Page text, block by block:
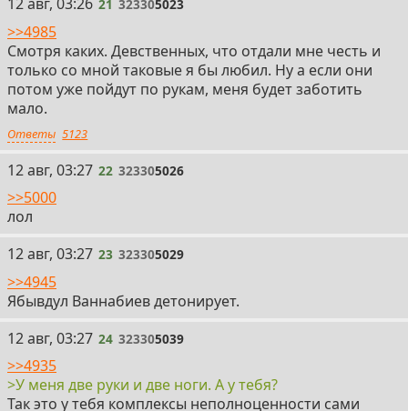
21 323305023
>>4985
Смотря каких. Девственных, что отдали мне честь и
только со мной таковые я бы любил. Ну а если они
потом уже пойдут по рукам, меня будет заботить
мало.
Ответы 5123
22
12 авг, 03:27 22 323305026
>>5000
лол
23
12 авг, 03:27 23 323305029
>>4945
Ябывдул Ваннабиев детонирует.
24
12 авг, 03:27 24 323305039
>>4935
>У меня две руки и две ноги. А у тебя?
Так это у тебя комплексы неполноценности сами